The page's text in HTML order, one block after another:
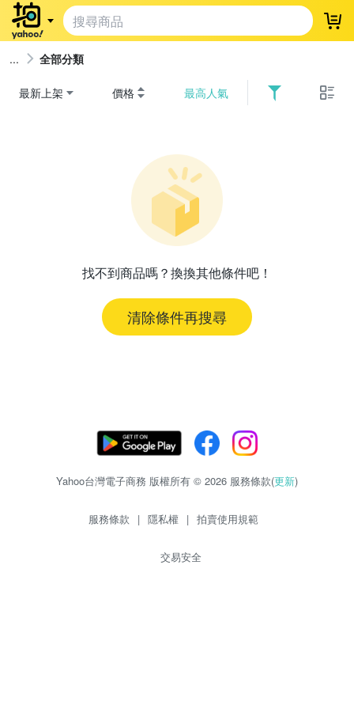
登
全部分類
最新上架 價格 最高人氣
找不到商品嗎？換換其他條件吧！
清除條件再搜尋
Yahoo台灣電子商務 版權所有 © 2026 服務條款(更新)
服務條款 | 隱私權 | 拍賣使用規範
交易安全